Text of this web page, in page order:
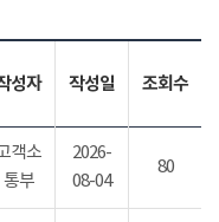
성자 작성일 조회수
객소
통부
2026-
08-04
80